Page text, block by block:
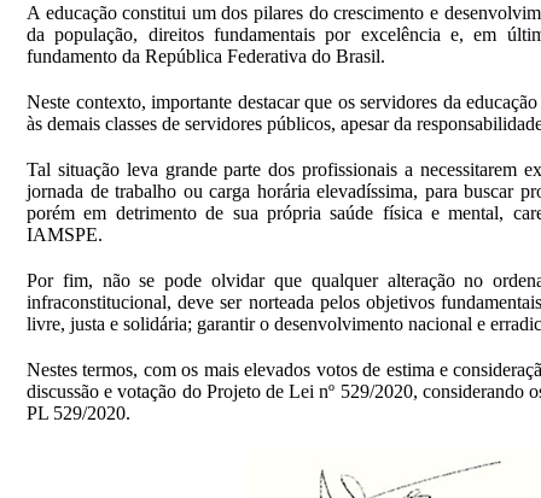
A educação constitui um dos pilares do crescimento e
da população, direitos fundamentais por excelência e, em
fundamento da República Federativa do Brasil.
Neste contexto, importante destacar que os servidores da
às demais classes de servidores públicos, apesar da
Tal situação leva grande parte dos profissionais a necessitarem
jornada de trabalho ou carga horária elevadíssima, para buscar
porém em detrimento de sua própria saúde física e mental,
IAMSPE.
Por fim, não se pode olvidar que qualquer alteração no
infraconstitucional, deve ser norteada pelos objetivos
livre, justa e solidária; garantir o desenvolvimento nacional e
Nestes termos, com os mais elevados votos de estima e
discussão e votação do Projeto de Lei nº 529/2020, considerando
PL 529/2020.